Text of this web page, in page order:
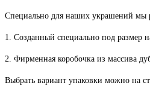
Специально для наших украшений мы
1. Созданный специально под размер
2. Фирменная коробочка из массива
Выбрать вариант упаковки можно на